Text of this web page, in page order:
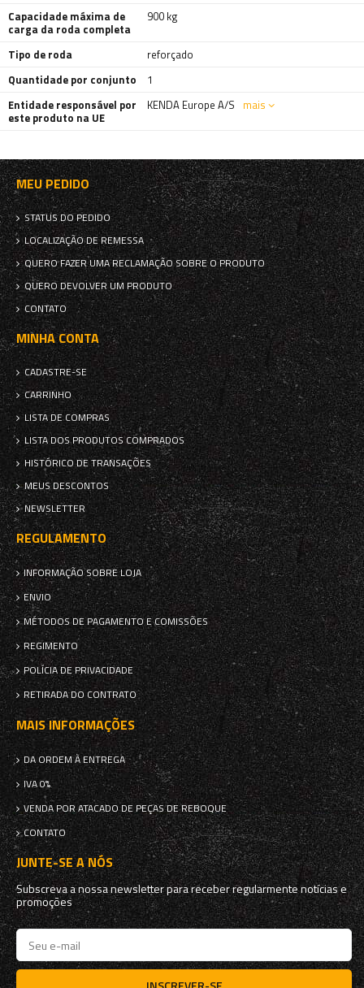
Capacidade máxima de
carga da roda completa
900 kg
Tipo de roda
reforçado
Quantidade por conjunto
1
Entidade responsável por
este produto na UE
KENDA Europe A/S mais
MEU PEDIDO
STATUS DO PEDIDO
LOCALIZAÇÃO DE REMESSA
QUERO FAZER UMA RECLAMAÇÃO SOBRE O PRODUTO
QUERO DEVOLVER UM PRODUTO
CONTATO
MINHA CONTA
CADASTRE-SE
CARRINHO
LISTA DE COMPRAS
LISTA DOS PRODUTOS COMPRADOS
HISTÓRICO DE TRANSAÇÕES
MEUS DESCONTOS
NEWSLETTER
REGULAMENTO
INFORMAÇÃO SOBRE LOJA
ENVIO
MÉTODOS DE PAGAMENTO E COMISSÕES
REGIMENTO
POLÍCIA DE PRIVACIDADE
RETIRADA DO CONTRATO
MAIS INFORMAÇÕES
DA ORDEM À ENTREGA
IVA 0%
VENDA POR ATACADO DE PEÇAS DE REBOQUE
CONTATO
JUNTE-SE A NÓS
Subscreva a nossa newsletter para receber regularmente notícias e
promoções